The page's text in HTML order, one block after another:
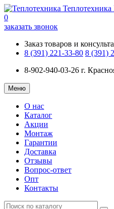
Теплотехника
0
заказать звонок
Заказ товаров и
8 (391) 221-33-80 8 (391)
8-902-940-03-26 г.
Меню
О нас
Каталог
Акции
Монтаж
Гарантии
Доставка
Отзывы
Вопрос-ответ
Опт
Контакты